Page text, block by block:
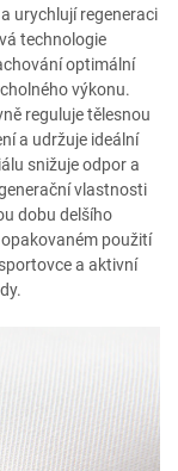
urychlují regeneraci
technologie
optimální
výkonu.
reguluje tělesnou
a udržuje ideální
snižuje odpor a
vlastnosti
dobu delšího
použití
a aktivní